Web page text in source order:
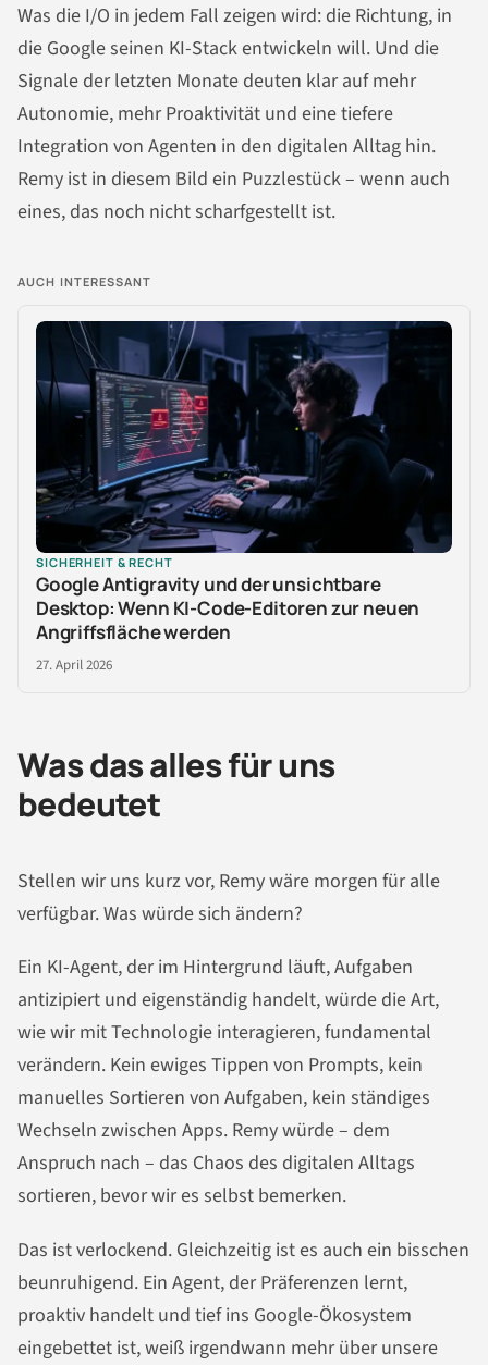
Was die I/O in jedem Fall zeigen wird: die Richtung, in
die Google seinen KI-Stack entwickeln will. Und die
Signale der letzten Monate deuten klar auf mehr
Autonomie, mehr Proaktivität und eine tiefere
Integration von Agenten in den digitalen Alltag hin.
Remy ist in diesem Bild ein Puzzlestück – wenn auch
eines, das noch nicht scharfgestellt ist.
AUCH INTERESSANT
SICHERHEIT & RECHT
Google Antigravity und der unsichtbare
Desktop: Wenn KI-Code-Editoren zur neuen
Angriffsfläche werden
27. April 2026
Was das alles für uns
bedeutet
Stellen wir uns kurz vor, Remy wäre morgen für alle
verfügbar. Was würde sich ändern?
Ein KI-Agent, der im Hintergrund läuft, Aufgaben
antizipiert und eigenständig handelt, würde die Art,
wie wir mit Technologie interagieren, fundamental
verändern. Kein ewiges Tippen von Prompts, kein
manuelles Sortieren von Aufgaben, kein ständiges
Wechseln zwischen Apps. Remy würde – dem
Anspruch nach – das Chaos des digitalen Alltags
sortieren, bevor wir es selbst bemerken.
Das ist verlockend. Gleichzeitig ist es auch ein bisschen
beunruhigend. Ein Agent, der Präferenzen lernt,
proaktiv handelt und tief ins Google-Ökosystem
eingebettet ist, weiß irgendwann mehr über unsere